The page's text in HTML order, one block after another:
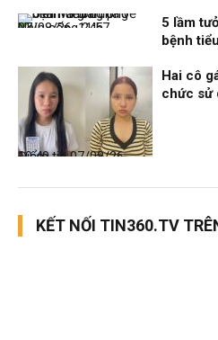
Nhịp sống 24h
07/08/26, 11:57
5 lầm
bệnh
Điểm tin
07/08/26, 10:40
Hai cô
chức sử
KẾT NỐI TIN360.TV